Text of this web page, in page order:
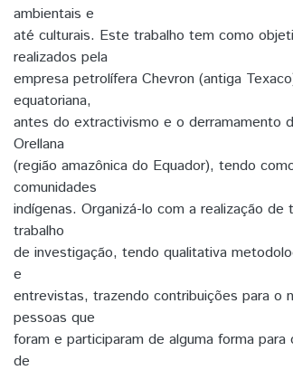
ambientais e
até culturais. Este trabalho tem como
realizados pela
empresa petrolífera Chevron (antiga
equatoriana,
antes do extractivismo e o derramamento
Orellana
(região amazônica do Equador), tendo
comunidades
indígenas. Organizá-lo com a realização
trabalho
de investigação, tendo qualitativa
e
entrevistas, trazendo contribuições para o
pessoas que
foram e participaram de alguma forma
de